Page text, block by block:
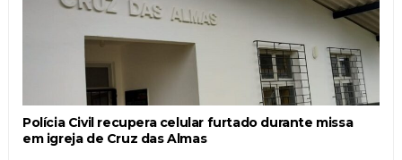
Polícia Civil recupera celular furtado durante missa
em igreja de Cruz das Almas